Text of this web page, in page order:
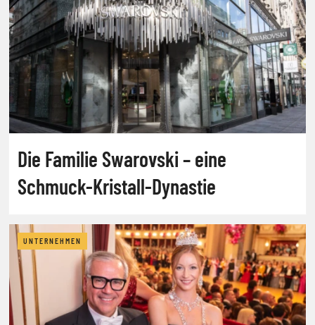
Die Familie Swarovski – eine
Schmuck-Kristall-Dynastie
UNTERNEHMEN